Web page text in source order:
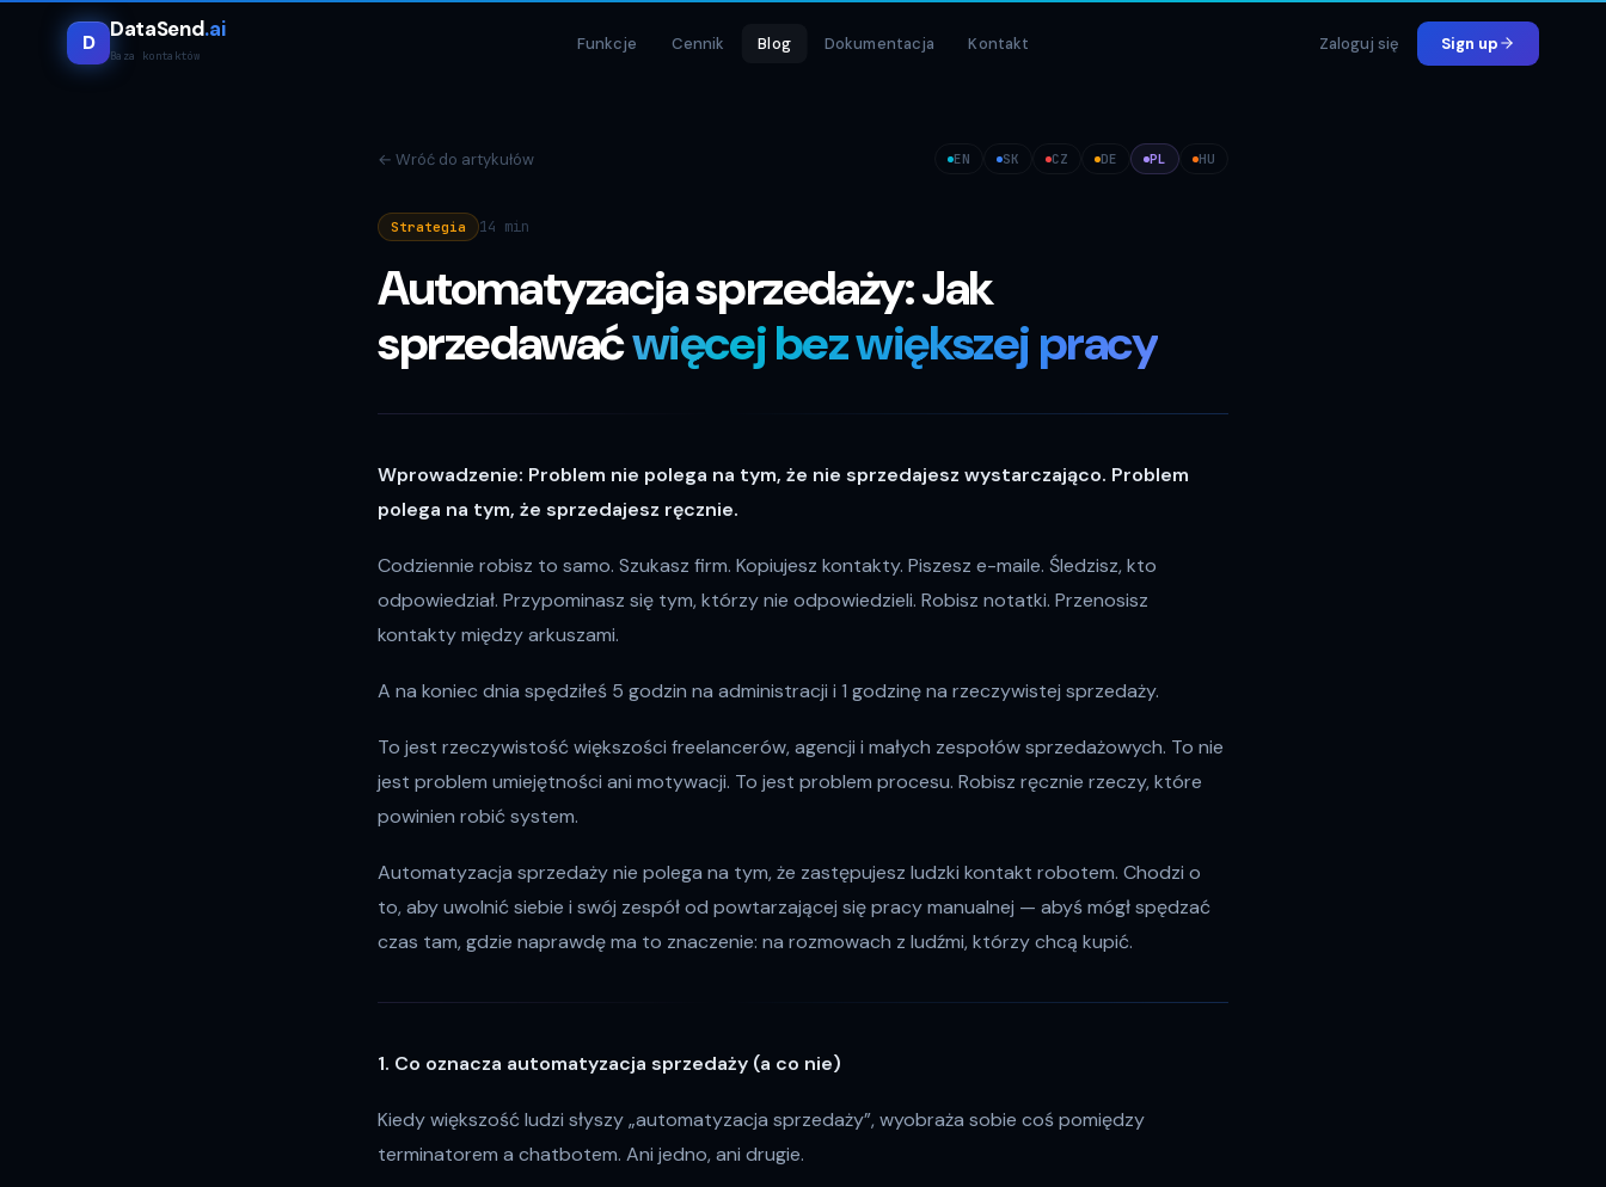
D
DataSend.ai
Baza kontaktów
Funkcje Cennik Blog Dokumentacja Kontakt Zaloguj się Sign up
← Wróć do artykułów EN SK CZ DE PL HU
Strategia 14 min
Automatyzacja sprzedaży: Jak
sprzedawaćwięcej bez większej pracy
Wprowadzenie: Problem nie polega na tym, że nie sprzedajesz wystarczająco. Problem
polega na tym, że sprzedajesz ręcznie.
Codziennie robisz to samo. Szukasz firm. Kopiujesz kontakty. Piszesz e-maile. Śledzisz, kto
odpowiedział. Przypominasz się tym, którzy nie odpowiedzieli. Robisz notatki. Przenosisz
kontakty między arkuszami.
A na koniec dnia spędziłeś 5 godzin na administracji i 1 godzinę na rzeczywistej sprzedaży.
To jest rzeczywistość większości freelancerów, agencji i małych zespołów sprzedażowych. To nie
jest problem umiejętności ani motywacji. To jest problem procesu. Robisz ręcznie rzeczy, które
powinien robić system.
Automatyzacja sprzedaży nie polega na tym, że zastępujesz ludzki kontakt robotem. Chodzi o
to, aby uwolnić siebie i swój zespół od powtarzającej się pracy manualnej — abyś mógł spędzać
czas tam, gdzie naprawdę ma to znaczenie: na rozmowach z ludźmi, którzy chcą kupić.
1. Co oznacza automatyzacja sprzedaży (a co nie)
Kiedy większość ludzi słyszy „automatyzacja sprzedaży”, wyobraża sobie coś pomiędzy
terminatorem a chatbotem. Ani jedno, ani drugie.